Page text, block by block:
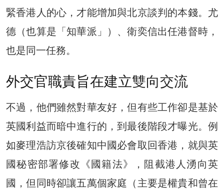
緊香港人的心，才能增加與北京談判的本錢。尤
德（也算是「知華派」）、衛奕信出任港督時，
也是同一任務。
外交官職責旨在建立雙向交流
不過，他們雖然對華友好，但有些工作卻是基於
英國利益而暗中進行的，到最後階段才曝光。例
如麥理浩訪京後確知中國必會取回香港，就與英
國秘密部署修改《國籍法》，阻截港人湧向英
國，但同時卻讓五萬個家庭（主要是權貴和曾在